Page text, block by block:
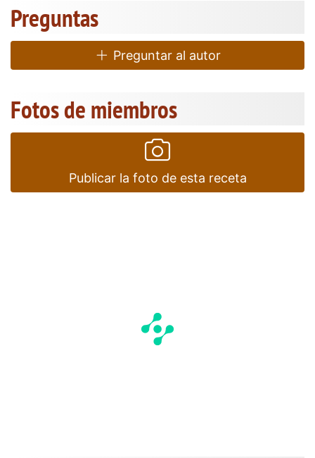
Preguntas
Preguntar al autor
Fotos de miembros
Publicar la foto de esta receta